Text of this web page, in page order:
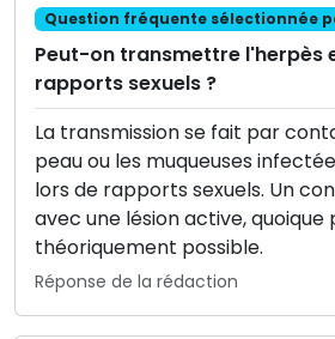
Question fréquente sélectionnée
Peut-on transmettre l'herpès
rapports sexuels ?
La transmission se fait par
peau ou les muqueuses
lors de rapports sexuels. Un
avec une lésion active, quoique
théoriquement possible.
Réponse de la rédaction